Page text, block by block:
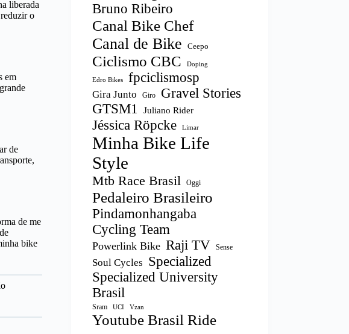
liberada
o
em
de
de me
bike
Bruno Ribeiro
Canal Bike Chef
Canal de Bike Ceepo
Ciclismo CBC Doping
Edro Bikes fpciclismosp
Gira Junto Giro
Gravel Stories
GTSM1
Juliano Rider
Jéssica Röpcke Limar
Minha Bike Life
Style
Mtb Race Brasil Oggi
Pedaleiro Brasileiro
Pindamonhangaba
Cycling Team
Powerlink Bike Raji TV Sense
Soul Cycles Specialized
Specialized University
Brasil
Sram UCI Vzan
Youtube Brasil Ride